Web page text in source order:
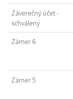
Záverečný účet -
schválený
Zámer 6
Zámer 5